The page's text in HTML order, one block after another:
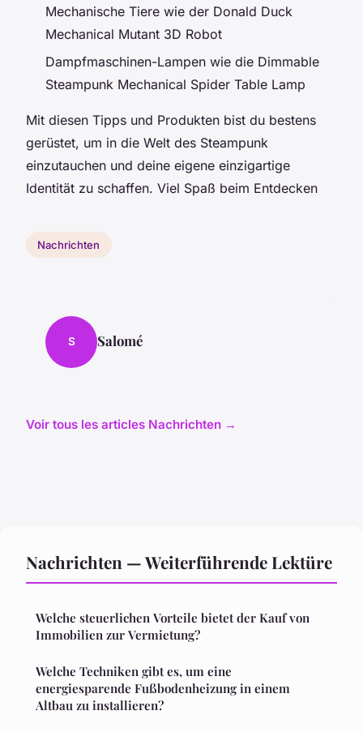
Mechanische Tiere wie der Donald Duck
Mechanical Mutant 3D Robot
Dampfmaschinen-Lampen wie die Dimmable
Steampunk Mechanical Spider Table Lamp
Mit diesen Tipps und Produkten bist du bestens
gerüstet, um in die Welt des Steampunk
einzutauchen und deine eigene einzigartige
Identität zu schaffen. Viel Spaß beim Entdecken
Nachrichten
S Salomé
Voir tous les articles Nachrichten →
Nachrichten — Weiterführende Lektüre
Welche steuerlichen Vorteile bietet der Kauf von
Immobilien zur Vermietung?
Welche Techniken gibt es, um eine
energiesparende Fußbodenheizung in einem
Altbau zu installieren?